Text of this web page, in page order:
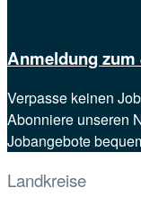
Anmeldung
Verpasse keinen
Abonniere unseren
Jobangebote
Landkreise